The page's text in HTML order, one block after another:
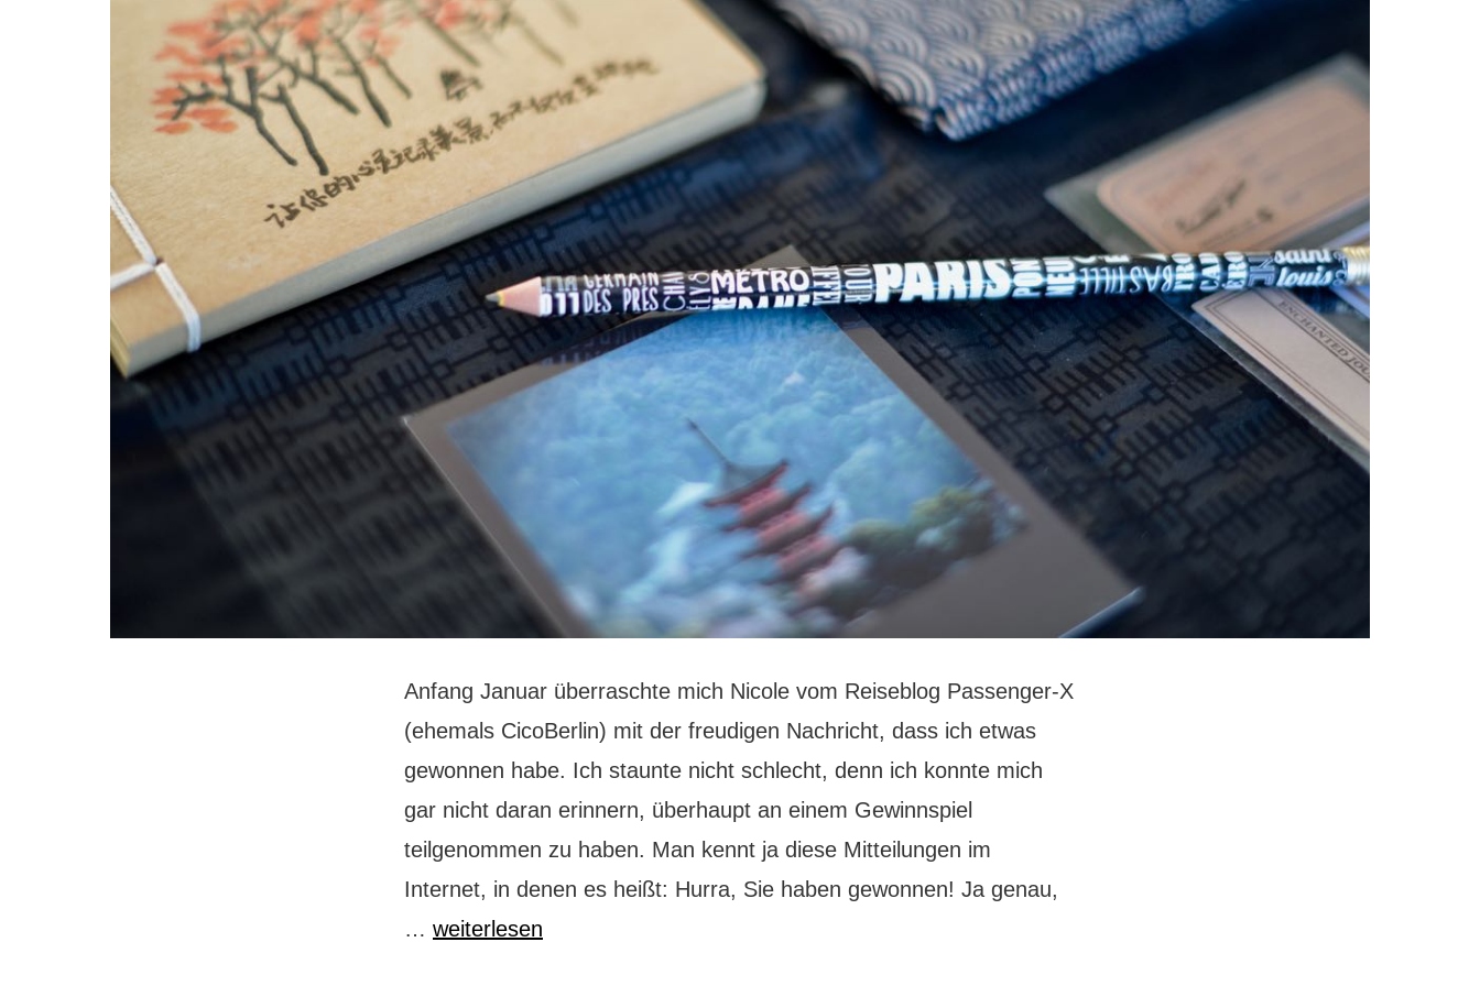
Anfang Januar überraschte mich Nicole vom Reiseblog Passenger-X
(ehemals CicoBerlin) mit der freudigen Nachricht, dass ich etwas
gewonnen habe. Ich staunte nicht schlecht, denn ich konnte mich
gar nicht daran erinnern, überhaupt an einem Gewinnspiel
teilgenommen zu haben. Man kennt ja diese Mitteilungen im
Internet, in denen es heißt: Hurra, Sie haben gewonnen! Ja genau,
… Wie
weiterlesen